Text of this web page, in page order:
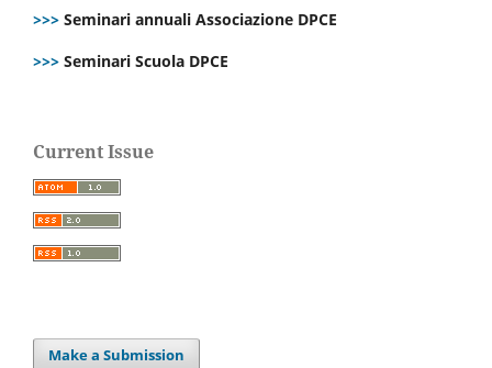
>>> Seminari annuali Associazione DPCE
>>> Seminari Scuola DPCE
Current Issue
Make a Submission